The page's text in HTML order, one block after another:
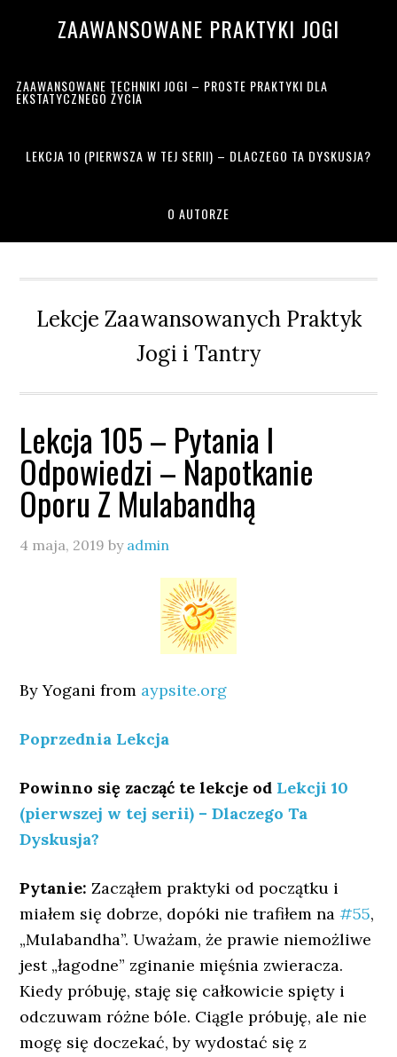
bocznego
bocznego
ZAAWANSOWANE PRAKTYKI JOGI
ZAAWANSOWANE TECHNIKI JOGI – PROSTE PRAKTYKI DLA
EKSTATYCZNEGO ŻYCIA
LEKCJA 10 (PIERWSZA W TEJ SERII) – DLACZEGO TA DYSKUSJA?
O AUTORZE
Lekcje Zaawansowanych Praktyk
Jogi i Tantry
Lekcja 105 – Pytania I
Odpowiedzi – Napotkanie
Oporu Z Mulabandhą
4 maja, 2019 by admin
By Yogani from aypsite.org
Poprzednia Lekcja
Powinno się zacząć te lekcje od Lekcji 10
(pierwszej w tej serii) – Dlaczego Ta
Dyskusja?
Pytanie: Zacząłem praktyki od początku i
miałem się dobrze, dopóki nie trafiłem na#55,
„Mulabandha”. Uważam, że prawie niemożliwe
jest „łagodne” zginanie mięśnia zwieracza.
Kiedy próbuję, staję się całkowicie spięty i
odczuwam różne bóle. Ciągle próbuję, ale nie
mogę się doczekać, by wydostać się z